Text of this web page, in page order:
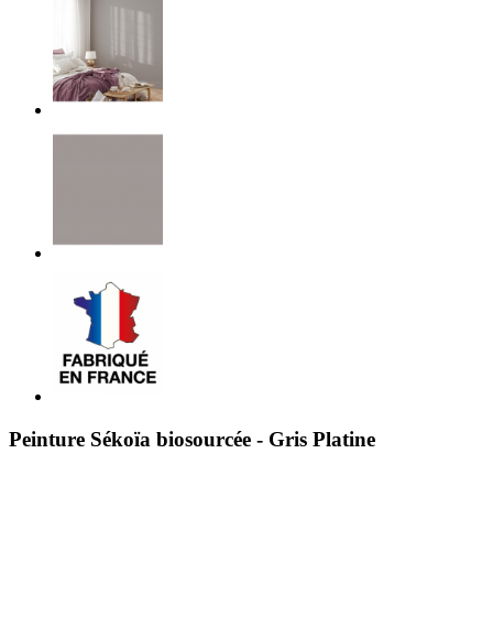
Peinture Sékoïa biosourcée - Gris Platine